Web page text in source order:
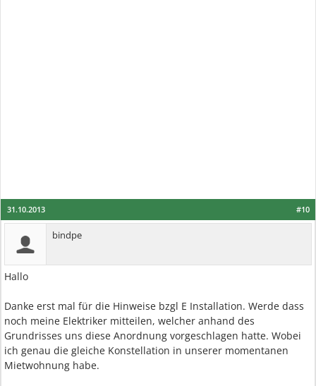
#10
31.10.2013
bindpe
Hallo
Danke erst mal für die Hinweise bzgl E Installation. Werde dass
noch meine Elektriker mitteilen, welcher anhand des
Grundrisses uns diese Anordnung vorgeschlagen hatte. Wobei
ich genau die gleiche Konstellation in unserer momentanen
Mietwohnung habe.